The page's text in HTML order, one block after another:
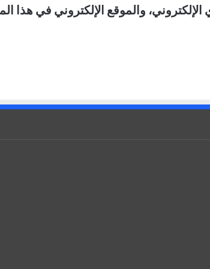
والموقع الإلكتروني في هذا